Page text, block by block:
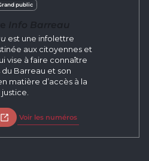
public
est une infolettre
aux citoyennes et
vise à faire connaître
du Barreau et son
matière d’accès à la
justice.
Ouvrir dans un nouvel onglet
Voir les numéros